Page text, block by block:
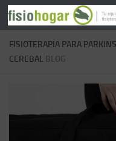
Saltar al contenido
FISIOTERAPIA PARA
CEREBAL BLOG